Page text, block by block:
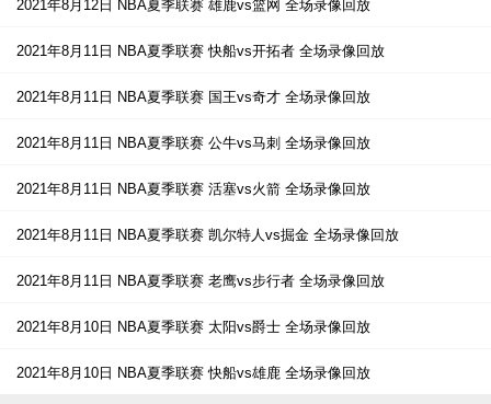
2021年8月12日 NBA夏季联赛 雄鹿vs篮网 全场录像回放
2021年8月11日 NBA夏季联赛 快船vs开拓者 全场录像回放
2021年8月11日 NBA夏季联赛 国王vs奇才 全场录像回放
2021年8月11日 NBA夏季联赛 公牛vs马刺 全场录像回放
2021年8月11日 NBA夏季联赛 活塞vs火箭 全场录像回放
2021年8月11日 NBA夏季联赛 凯尔特人vs掘金 全场录像回放
2021年8月11日 NBA夏季联赛 老鹰vs步行者 全场录像回放
2021年8月10日 NBA夏季联赛 太阳vs爵士 全场录像回放
2021年8月10日 NBA夏季联赛 快船vs雄鹿 全场录像回放